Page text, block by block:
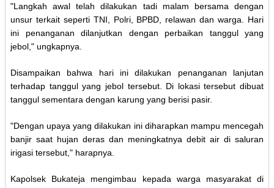
"Langkah awal telah dilakukan tadi malam bersama dengan
unsur terkait seperti TNI, Polri, BPBD, relawan dan warga. Hari
ini penanganan dilanjutkan dengan perbaikan tanggul yang
jebol," ungkapnya.
Disampaikan bahwa hari ini dilakukan penanganan lanjutan
terhadap tanggul yang jebol tersebut. Di lokasi tersebut dibuat
tanggul sementara dengan karung yang berisi pasir.
"Dengan upaya yang dilakukan ini diharapkan mampu mencegah
banjir saat hujan deras dan meningkatnya debit air di saluran
irigasi tersebut," harapnya.
Kapolsek Bukateja mengimbau kepada warga masyarakat di